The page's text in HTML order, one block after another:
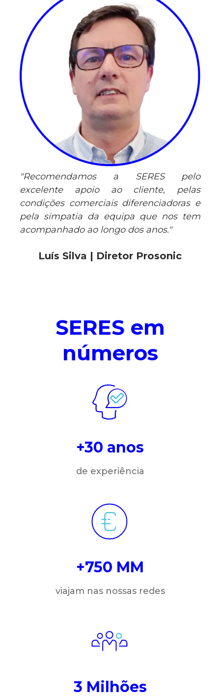
"Recomendamos a SERES pelo
excelente apoio ao cliente, pelas
condições comerciais diferenciadoras e
pela simpatia da equipa que nos tem
acompanhado ao longo dos anos."
Luís Silva | Diretor Prosonic
SERES em
números
+30 anos
de experiência
+750 MM
viajam nas nossas redes
3 Milhões